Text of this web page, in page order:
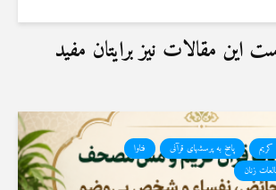
این مقالات نیز برایتان مفید
پاسخ به پرسشهای قرآنی
فتاوا
زنان